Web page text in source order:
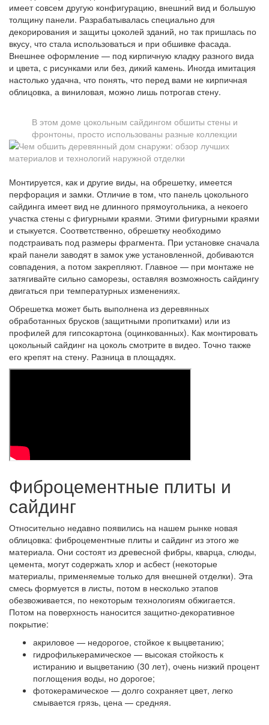
имеет совсем другую конфигурацию, внешний вид и большую
толщину панели. Разрабатывалась специально для
декорирования и защиты цоколей зданий, но так пришлась по
вкусу, что стала использоваться и при обшивке фасада.
Внешнее оформление — под кирпичную кладку разного вида
и цвета, с рисунками или без, дикий камень. Иногда имитация
настолько удачна, что понять, что перед вами не кирпичная
облицовка, а виниловая, можно лишь потрогав стену.
В этом доме цокольным сайдингом обшиты стены и
фронтоны, просто использованы разные коллекции
Монтируется, как и другие виды, на обрешетку, имеется
перфорация и замки. Отличие в том, что панель цокольного
сайдинга имеет вид не длинного прямоугольника, а некоего
участка стены с фигурными краями. Этими фигурными краями
и стыкуется. Соответственно, обрешетку необходимо
подстраивать под размеры фрагмента. При установке сначала
край панели заводят в замок уже установленной, добиваются
совпадения, а потом закрепляют. Главное — при монтаже не
затягивайте сильно саморезы, оставляя возможность сайдингу
двигаться при температурных изменениях.
Обрешетка может быть выполнена из деревянных
обработанных брусков (защитными пропитками) или из
профилей для гипсокартона (оцинкованных). Как монтировать
цокольный сайдинг на цоколь смотрите в видео. Точно также
его крепят на стену. Разница в площадях.
Фиброцементные плиты и
сайдинг
Относительно недавно появились на нашем рынке новая
облицовка: фиброцементные плиты и сайдинг из этого же
материала. Они состоят из древесной фибры, кварца, слюды,
цемента, могут содержать хлор и асбест (некоторые
материалы, применяемые только для внешней отделки). Эта
смесь формуется в листы, потом в несколько этапов
обезвоживается, по некоторым технологиям обжигается.
Потом на поверхность наносится защитно-декоративное
покрытие:
акриловое — недорогое, стойкое к выцветанию;
гидрофилькерамическое — высокая стойкость к
истиранию и выцветанию (30 лет), очень низкий процент
поглощения воды, но дорогое;
фотокерамическое — долго сохраняет цвет, легко
смывается грязь, цена — средняя.